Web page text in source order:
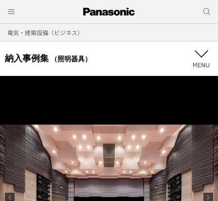
電気・建築設備（ビジネス）
納入事例集 （照明器具）